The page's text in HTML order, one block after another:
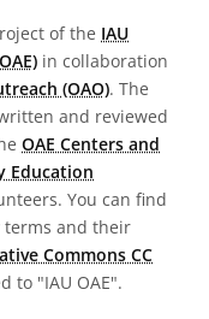
of the IAU
in collaboration
(OAO). The
and reviewed
OAE Centers and
Education
You can find
terms and their
Commons CC
to "IAU OAE".